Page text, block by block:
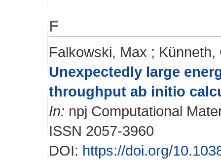
F
Falkowski, Max ; Künneth,
Unexpectedly large
throughput ab initio
In: npj Computational
ISSN 2057-3960
DOI: https://doi.org/